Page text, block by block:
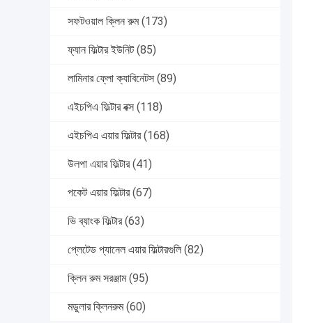
সফটওয়াল ক্লিন রুম (173)
ফ্যান ফিল্টার ইউনিট (85)
লামিনার ফ্লো ক্যাবিনেটস (89)
এইচপিএ ফিল্টার বক্স (118)
এইচপিএ এয়ার ফিল্টার (168)
উলপা এয়ার ফিল্টার (41)
পকেট এয়ার ফিল্টার (67)
ভি ব্যাংক ফিল্টার (63)
প্লেটেড প্যানেল এয়ার ফিল্টারগুলি (82)
ক্লিন রুম সরঞ্জাম (95)
মডুলার ক্লিনরুম (60)